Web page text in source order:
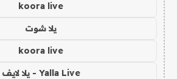
koora live
يلا شوت
koora live
Yalla Live - يلا لايف